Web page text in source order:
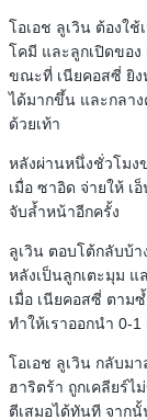
โอเอช ลูเวิน ต้องใ
โคมี และลูกเปิดของ
ขณะที่ เนียคอสซี่ ยิง
ได้มากขึ้น และกลาง
ด้วยเท้า
หลังผ่านหนึ่งชั่วโมง
เมื่อ ซาอิด จ่ายให้ เ
จับล้ำหน้าอีกครั้ง
ลูเวิน ตอบโต้กลับบ้
หลังเป็นลูกเตะมุม แ
เมื่อ เนียคอสซี่ ตาม
ทำให้เราออกนำ 0-
โอเอช ลูเวิน กลับม
ฮาริตร้า ถูกเคลียร์ไ
ตีเสมอได้ทันที จาก